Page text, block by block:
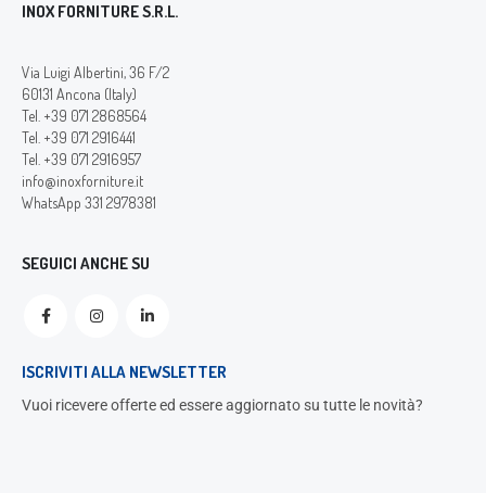
INOX FORNITURE S.R.L.
Via Luigi Albertini, 36 F/2
60131 Ancona (Italy)
Tel. +39 071 2868564
Tel. +39 071 2916441
Tel. +39 071 2916957
info@inoxforniture.it
WhatsApp 331 2978381
SEGUICI ANCHE SU
ISCRIVITI ALLA NEWSLETTER
Vuoi ricevere offerte ed essere aggiornato su tutte le novità?